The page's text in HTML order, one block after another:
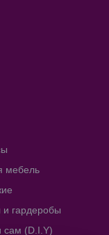
мебель
гардеробы
сам (D.I.Y)